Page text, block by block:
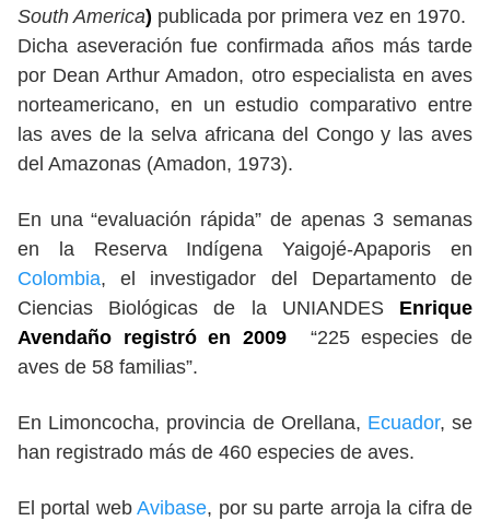
South America) publicada por primera vez en 1970.
Dicha aseveración fue confirmada años más tarde
por Dean Arthur Amadon, otro especialista en aves
norteamericano, en un estudio comparativo entre
las aves de la selva africana del Congo y las aves
del Amazonas (Amadon, 1973).
En una “evaluación rápida” de apenas 3 semanas
en la Reserva Indígena Yaigojé-Apaporis en
Colombia, el investigador del Departamento de
Ciencias Biológicas de la UNIANDES Enrique
Avendaño registró en 2009
“225 especies de
aves de 58 familias”.
En Limoncocha, provincia de Orellana, Ecuador, se
han registrado más de 460 especies de aves.
El portal webAvibase, por su parte arroja la cifra de